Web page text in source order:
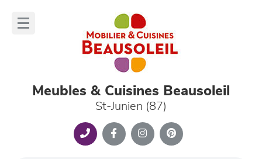
Meubles & Cuisines Beausoleil
St-Junien (87)